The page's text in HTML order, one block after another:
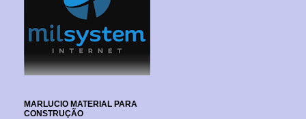
MARLUCIO MATERIAL PARA
CONSTRUÇÃO